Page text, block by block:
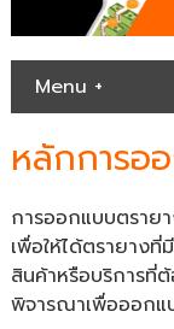
Menu +
หลักการอ
การออกแบบตราย
เพื่อให้ได้ตรายาง
สินค้าหรือบริการ
พิจารณาเพื่อออกแ